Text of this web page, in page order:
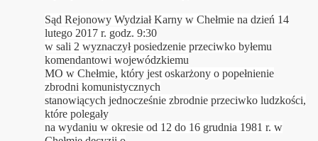
Sąd Rejonowy Wydział Karny w Chełmie na dzień 14
lutego 2017 r. godz. 9:30
w sali 2 wyznaczył posiedzenie przeciwko byłemu
komendantowi wojewódzkiemu
MO w Chełmie, który jest oskarżony o popełnienie
zbrodni komunistycznych
stanowiących jednocześnie zbrodnie przeciwko ludzkości,
które polegały
na wydaniu w okresie od 12 do 16 grudnia 1981 r. w